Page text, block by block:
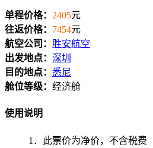
单程价格： 2405元
往返价格： 7454元
航空公司： 胜安航空
出发地点： 深圳
目的地点： 悉尼
舱位等级： 经济舱
使用说明
1．此票价为净价，不含税费